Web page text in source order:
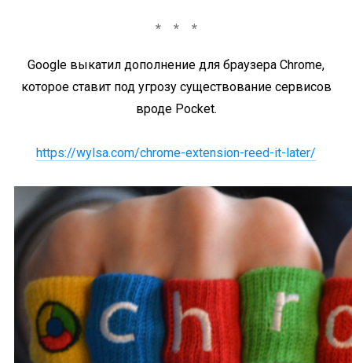
Google выкатил дополнение для браузера Chrome,
которое ставит под угрозу существование сервисов
вроде Pocket.
https://wylsa.com/chrome-extension-reed-it-later/